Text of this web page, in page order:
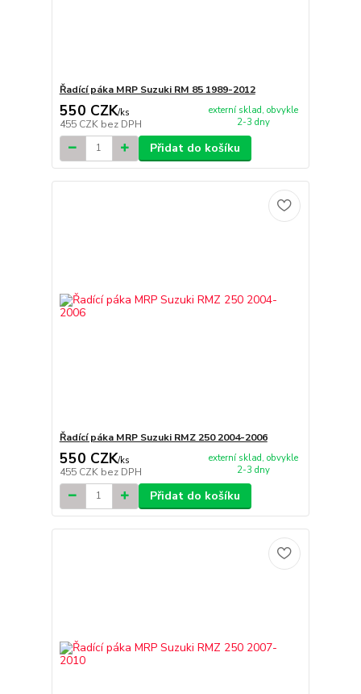
Řadící páka MRP Suzuki RM 85 1989-2012
550 CZK/ks
455 CZK bez DPH
externí sklad, obvykle
2-3 dny
Přidat do košíku
Řadící páka MRP Suzuki RMZ 250 2004-2006
550 CZK/ks
455 CZK bez DPH
externí sklad, obvykle
2-3 dny
Přidat do košíku